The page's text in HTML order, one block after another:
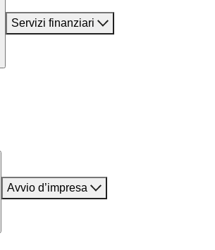
Servizi finanziari
Avvio d’impresa